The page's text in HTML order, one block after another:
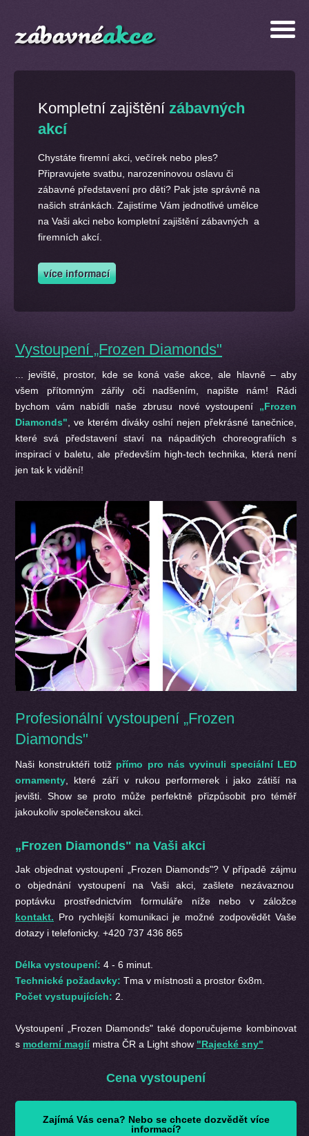
Kompletní zajištění zábavných
akcí
Chystáte firemní akci, večírek nebo ples?
Připravujete svatbu, narozeninovou oslavu či
zábavné představení pro děti? Pak jste správně na
našich stránkách. Zajistíme Vám jednotlivé umělce
na Vaši akci nebo kompletní zajištění zábavných a
firemních akcí.
Vystoupení „Frozen Diamonds"
... jeviště, prostor, kde se koná vaše akce, ale hlavně – aby
všem přítomným zářily oči nadšením, napište nám! Rádi
bychom vám nabídli naše zbrusu nové vystoupení „Frozen
Diamonds" , ve kterém diváky oslní nejen překrásné tanečnice,
které svá představení staví na nápaditých choreografiích s
inspirací v baletu, ale především high-tech technika, která není
jen tak k vidění!
Profesionální vystoupení „Frozen
Diamonds"
Naši konstruktéři totiž přímo pro nás vyvinuli speciální LED
ornamenty, které září v rukou performerek i jako zátiší na
jevišti. Show se proto může perfektně přizpůsobit pro téměř
jakoukoliv společenskou akci.
„Frozen Diamonds" na Vaši akci
Jak objednat vystoupení „Frozen Diamonds"? V případě zájmu
o objednání vystoupení na Vaši akci, zašlete nezávaznou
poptávku prostřednictvím formuláře níže nebo v záložce
kontakt. Pro rychlejší komunikaci je možné zodpovědět Vaše
dotazy i telefonicky. +420 737 436 865
Délka vystoupení: 4 - 6 minut.
Technické požadavky: Tma v místnosti a prostor 6x8m.
Počet vystupujících: 2.
Vystoupení „Frozen Diamonds" také doporučujeme kombinovat
s moderní magií mistra ČR a Light show "Rajecké sny"
Cena vystoupení
Zajímá Vás cena? Nebo se chcete dozvědět více
informací?